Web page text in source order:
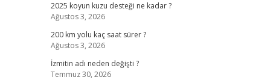
2025 koyun kuzu desteği ne kadar ?
Ağustos 3, 2026
200 km yolu kaç saat sürer ?
Ağustos 3, 2026
İzmitin adı neden değişti ?
Temmuz 30, 2026